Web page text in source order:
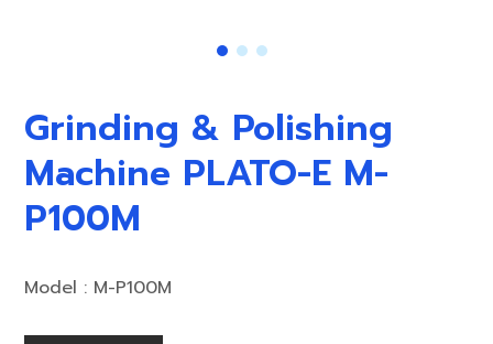
Grinding & Polishing
Machine PLATO-E M-
P100M
Model : M-P100M